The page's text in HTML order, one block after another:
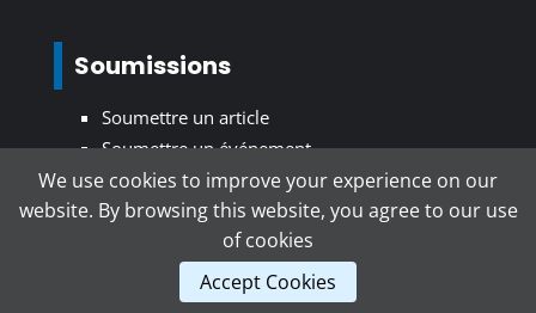
Soumissions
Soumettre un article
Soumettre un événement
S’inscrire au bulletin d’information
We use cookies to improve your experience on our
website. By browsing this website, you agree to our use
of cookies
Accept Cookies